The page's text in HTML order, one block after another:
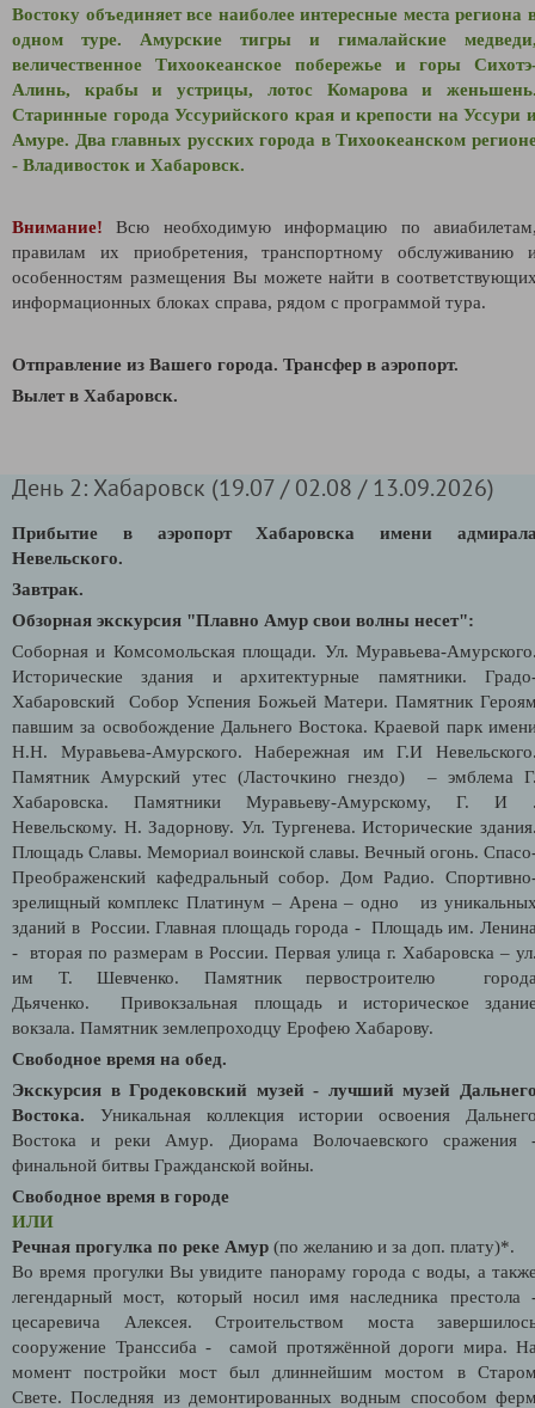
Востоку объединяет все наиболее интересные места региона
одном туре. Амурские тигры и гималайские
величественное Тихоокеанское побережье и горы
Алинь, крабы и устрицы, лотос Комарова и
Старинные города Уссурийского края и крепости на Уссури
Амуре. Два главных русских города в Тихоокеанском
- Владивосток и Хабаровск.
Внимание!
Всю необходимую информацию по
правилам их приобретения, транспортному обслуживанию
особенностям размещения Вы можете найти в
информационных блоках справа, рядом с программой тура.
Отправление из Вашего города. Трансфер в аэропорт.
Вылет в Хабаровск.
День 2: Хабаровск (19.07 / 02.08 / 13.09.2026)
Прибытие в аэропорт Хабаровска имени
Невельского.
Завтрак.
Обзорная экскурсия "Плавно Амур свои волны несет":
Соборная и Комсомольская площади. Ул. Муравьева-
Исторические здания и архитектурные памятники.
Хабаровский Собор Успения Божьей Матери. Памятник
павшим за освобождение Дальнего Востока. Краевой парк
Н.Н. Муравьева-Амурского. Набережная им Г.И
Памятник Амурский утес (Ласточкино гнездо) – эмблема
Хабаровска. Памятники Муравьеву-Амурскому, Г. И
Невельскому. Н. Задорнову. Ул. Тургенева. Исторические
Площадь Славы. Мемориал воинской славы. Вечный огонь.
Преображенский кафедральный собор. Дом Радио.
зрелищный комплекс Платинум – Арена – одно из
зданий в России. Главная площадь города - Площадь им.
- вторая по размерам в России. Первая улица г. Хабаровска –
им Т. Шевченко. Памятник первостроителю
Дьяченко. Привокзальная площадь и историческое
вокзала. Памятник землепроходцу Ерофею Хабарову.
Свободное время на обед.
Экскурсия в Гродековский музей - лучший музей
Востока. Уникальная коллекция истории освоения
Востока и реки Амур. Диорама Волочаевского сражения
финальной битвы Гражданской войны.
Свободное время в городе
ИЛИ
Речная прогулка по реке Амур (по желанию и за доп. плату)*.
Во время прогулки Вы увидите панораму города с воды, а
легендарный мост, который носил имя наследника престола
цесаревича Алексея. Строительством моста
сооружение Транссиба - самой протяжённой дороги мира.
момент постройки мост был длиннейшим мостом в
Свете. Последняя из демонтированных водным способом